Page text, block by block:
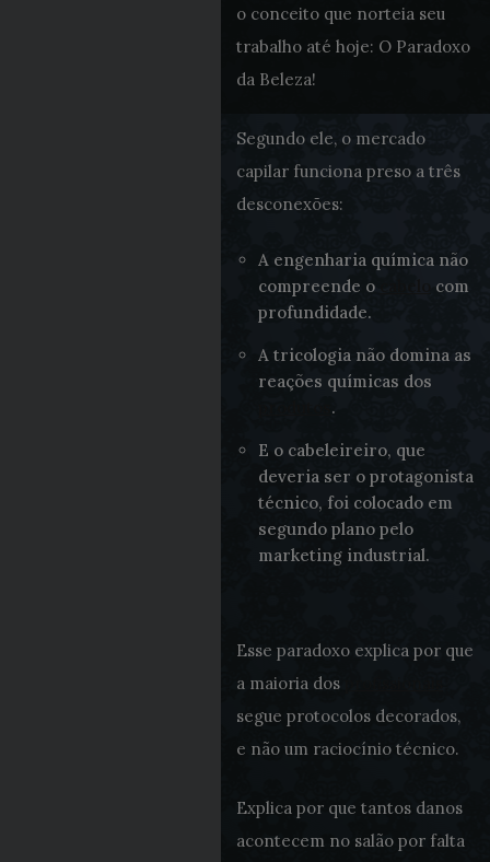
o conceito que norteia seu
trabalho até hoje: O Paradoxo
da Beleza!
Segundo ele, o mercado
capilar funciona preso a três
desconexões:
A engenharia química não
compreende o
com
profundidade.
A tricologia não domina as
reações químicas dos
.
E o cabeleireiro, que
deveria ser o protagonista
técnico, foi colocado em
segundo plano pelo
marketing industrial.
Esse paradoxo explica por que
a maioria dos
segue protocolos decorados,
e não um raciocínio técnico.
Explica por que tantos danos
acontecem no salão por falta